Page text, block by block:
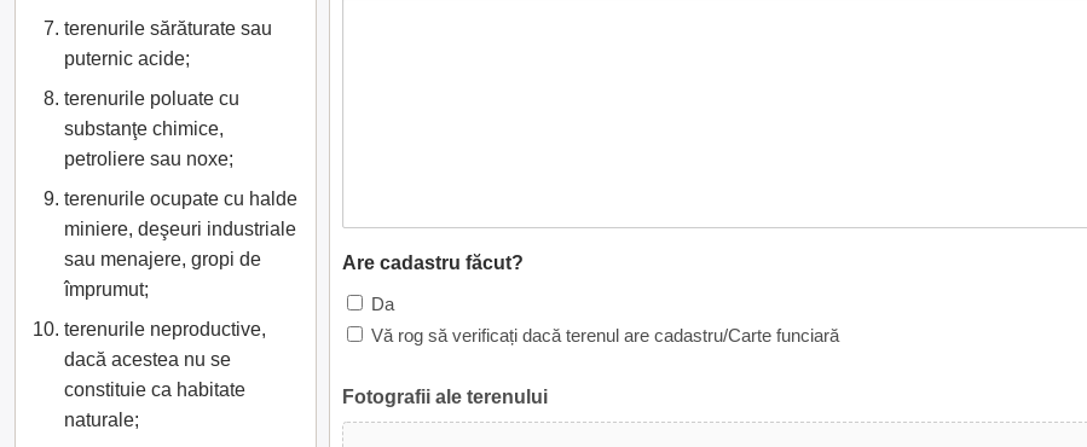
Are cadastru făcut?
Da
Vă rog să verificați dacă terenul are cadastru/Carte funciară
Fotografii ale terenului
terenurile sărăturate sau
puternic acide;
terenurile poluate cu
substanţe chimice,
petroliere sau noxe;
terenurile ocupate cu halde
miniere, deşeuri industriale
sau menajere, gropi de
împrumut;
terenurile neproductive,
dacă acestea nu se
constituie ca habitate
naturale;